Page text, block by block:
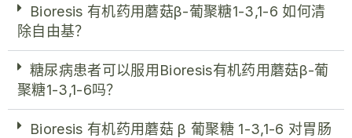
Bioresis 有机药用蘑菇β-葡聚糖1-3,1-6 如何清
除自由基？
糖尿病患者可以服用Bioresis有机药用蘑菇β-葡
聚糖1-3,1-6吗？
Bioresis 有机药用蘑菇 β 葡聚糖 1-3,1-6 对胃肠